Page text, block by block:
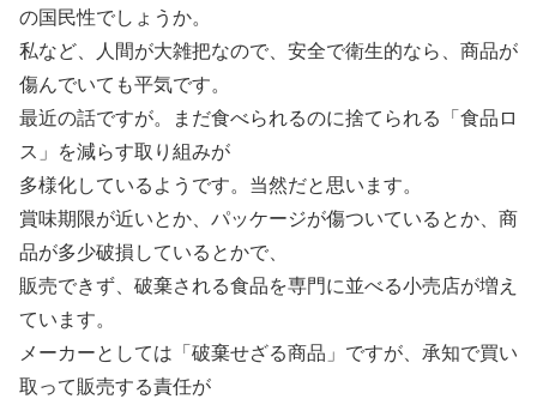
の国民性でしょうか。
私など、人間が大雑把なので、安全で衛生的なら、商品が
傷んでいても平気です。
最近の話ですが。まだ食べられるのに捨てられる「食品ロ
ス」を減らす取り組みが
多様化しているようです。当然だと思います。
賞味期限が近いとか、パッケージが傷ついているとか、商
品が多少破損しているとかで、
販売できず、破棄される食品を専門に並べる小売店が増え
ています。
メーカーとしては「破棄せざる商品」ですが、承知で買い
取って販売する責任が